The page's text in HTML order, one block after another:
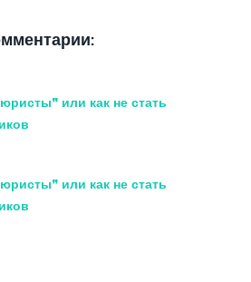
или как не стать
или как не стать